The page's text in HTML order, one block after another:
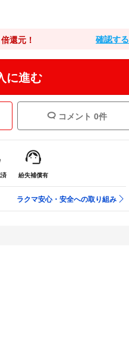
倍還元！ 確認する
に進む
コメント 0件
紛失補償有
ラクマ安心・安全への取り組み